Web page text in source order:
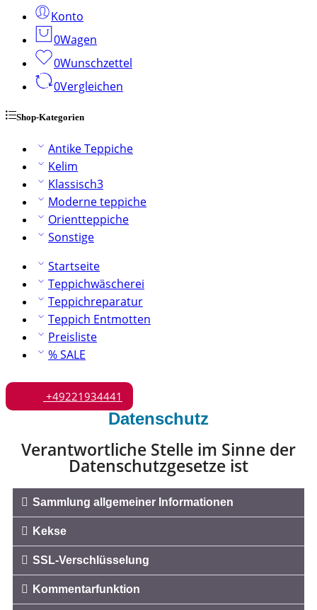
Konto
0Wagen
0Wunschzettel
0Vergleichen
Shop-Kategorien
Antike Teppiche
Kelim
Klassisch3
Moderne teppiche
Orientteppiche
Sonstige
Startseite
Teppichwäscherei
Teppichreparatur
Teppich Entmotten
Preisliste
% SALE
+49221934441
Datenschutz
Verantwortliche Stelle im Sinne der
Datenschutzgesetze ist
Sammlung allgemeiner Informationen
Kekse
SSL-Verschlüsselung
Kommentarfunktion